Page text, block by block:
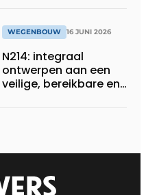
WEGENBOUW 16 JUNI 2026
N214: integraal
ontwerpen aan een
veilige, bereikbare en